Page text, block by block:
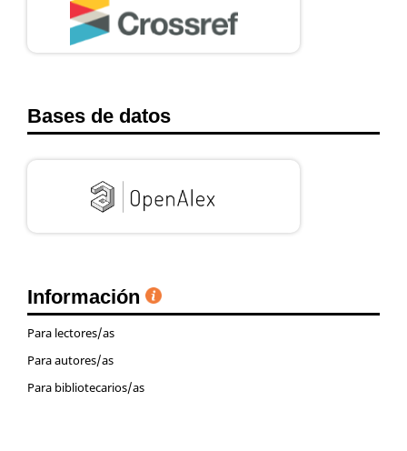
Bases de datos
Información
Para lectores/as
Para autores/as
Para bibliotecarios/as